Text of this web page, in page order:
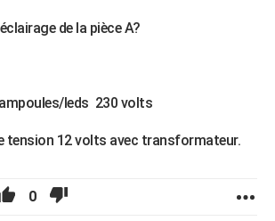
de la pièce A?
leds 230 volts
tension 12 volts avec transformateur.
0